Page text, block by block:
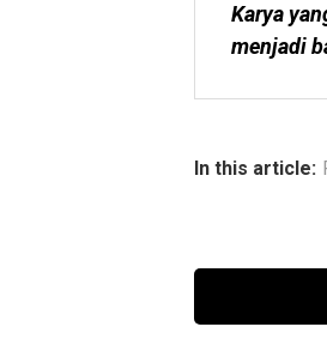
Karya
menjadi
In this article: